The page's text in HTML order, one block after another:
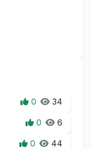
0 34
0 6
0 44